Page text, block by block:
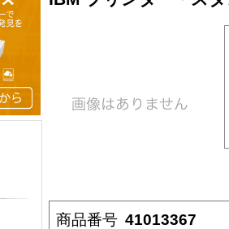
商品番号 41013367